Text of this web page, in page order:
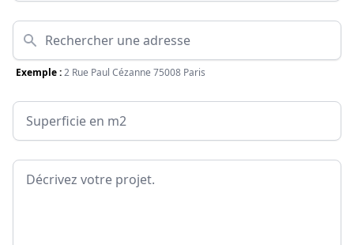
Adresse
Exemple :2 Rue Paul Cézanne 75008 Paris
Surface
Message